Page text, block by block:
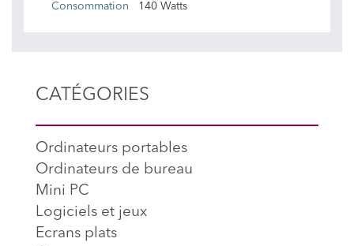
Consommation
140 Watts
CATÉGORIES
Ordinateurs portables
Ordinateurs de bureau
Mini PC
Logiciels et jeux
Ecrans plats